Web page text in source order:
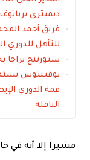
ديميترى برباتوف
فريق أحمد
للتأهل للدوري
سبورتنج براجا
قمة الدوري
الناقلة
مشيرا إلا أنه في